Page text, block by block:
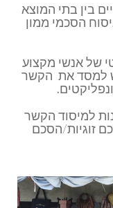
בין בתי המוצא
הסכמי ממון
של אנשי מקצוע
למסד את הקשר
למיסוד הקשר
זוגיות/הסכם